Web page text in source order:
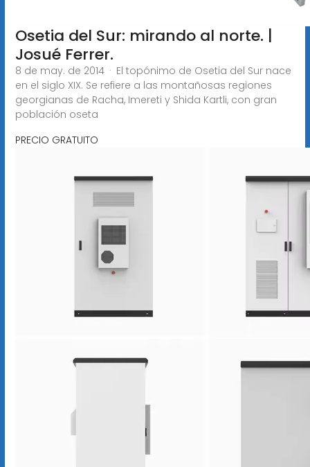
Osetia del Sur: mirando al norte. |
Josué Ferrer.
8 de may. de 2014 · El topónimo de Osetia del Sur nace
en el siglo XIX. Se refiere a las montañosas regiones
georgianas de Racha, Imereti y Shida Kartli, con gran
población oseta
PRECIO GRATUITO